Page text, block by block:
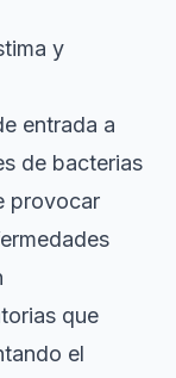
y
entrada a
de bacterias
provocar
que
el